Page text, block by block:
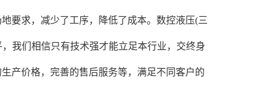
要求，减少了工序，降低了成本。数控液压(三
我们相信只有技术强才能立足本行业，交终身
产价格，完善的售后服务等，满足不同客户的